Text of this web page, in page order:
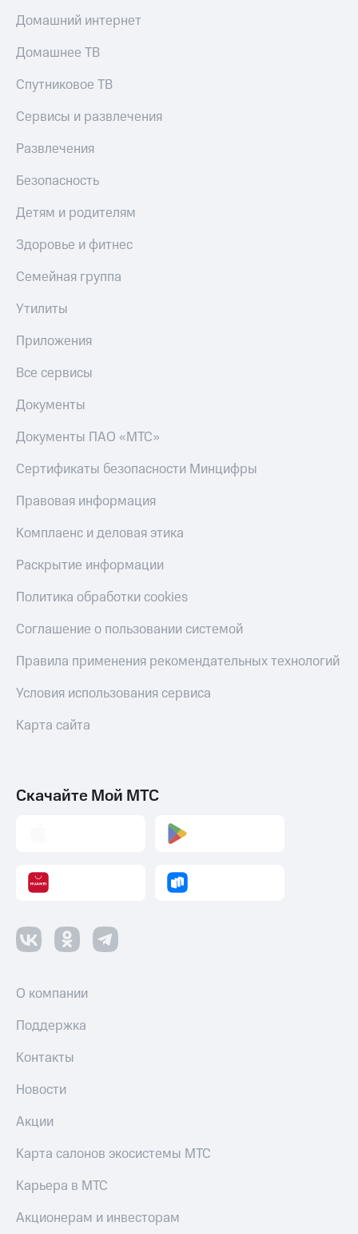
Домашний интернет
Домашнее ТВ
Спутниковое ТВ
Сервисы и развлечения
Развлечения
Безопасность
Детям и родителям
Здоровье и фитнес
Семейная группа
Утилиты
Приложения
Все сервисы
Документы
Документы ПАО «МТС»
Сертификаты безопасности Минцифры
Правовая информация
Комплаенс и деловая этика
Раскрытие информации
Политика обработки cookies
Соглашение о пользовании системой
Правила применения рекомендательных технологий
Условия использования сервиса
Карта сайта
Скачайте Мой МТС
О компании
Поддержка
Контакты
Новости
Акции
Карта салонов экосистемы МТС
Карьера в МТС
Акционерам и инвесторам